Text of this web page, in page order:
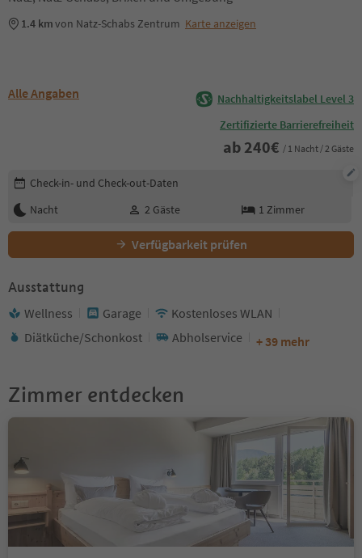
1.4 kmvon Natz-Schabs Zentrum Karte anzeigen
Alle Angaben
Nachhaltigkeitslabel Level 3
Zertifizierte Barrierefreiheit
ab 240€ / 1 Nacht / 2 Gäste
Buchungsdetails bearbeiten
Check-in- und Check-out-Daten
Nacht
2 Gäste 1 Zimmer
Verfügbarkeit prüfen
Ausstattung
Wellness Garage
Kostenloses WLAN
Diätküche/Schonkost
Abholservice + 39 mehr
Zimmer entdecken